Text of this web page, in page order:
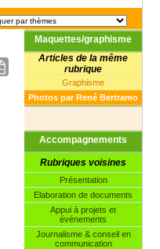
Maquettes/graphisme
Articles de la même
rubrique
Graphisme
Photos par René Bertramo
Accompagnements
Rubriques voisines
Présentation
Elaboration de documents
Appui à projets et
événements
Journalisme & conseil en
communication